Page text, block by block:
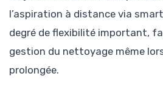
l’aspiration à distance via
degré de flexibilité important,
gestion du nettoyage même
prolongée.